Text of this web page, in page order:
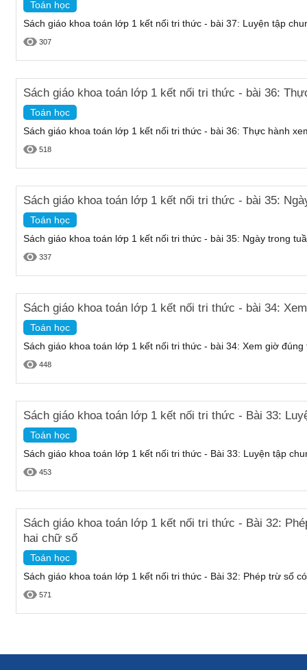
Toán học
Sách giáo khoa toán lớp 1 kết nối tri thức - bài 37: Luyện tập
307
Sách giáo khoa toán lớp 1 kết nối tri thức - bài 36:
Toán học
Sách giáo khoa toán lớp 1 kết nối tri thức - bài 36: Thực hành
518
Sách giáo khoa toán lớp 1 kết nối tri thức - bài 35:
Toán học
Sách giáo khoa toán lớp 1 kết nối tri thức - bài 35: Ngày trong
337
Sách giáo khoa toán lớp 1 kết nối tri thức - bài 34:
Toán học
Sách giáo khoa toán lớp 1 kết nối tri thức - bài 34: Xem giờ đúng
448
Sách giáo khoa toán lớp 1 kết nối tri thức - Bài 33:
Toán học
Sách giáo khoa toán lớp 1 kết nối tri thức - Bài 33: Luyện tập
453
Sách giáo khoa toán lớp 1 kết nối tri thức - Bài 32:
hai chữ số
Toán học
Sách giáo khoa toán lớp 1 kết nối tri thức - Bài 32: Phép trừ số
571